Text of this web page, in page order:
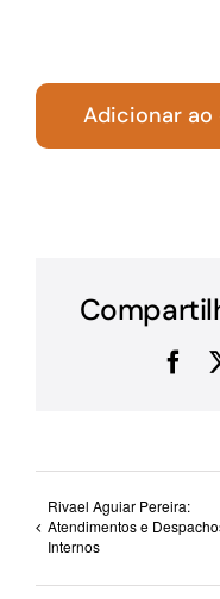
Adicionar ao
Rivael Aguiar Pereira:
Atendimentos e
Internos